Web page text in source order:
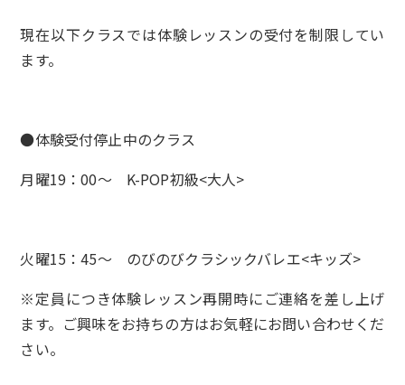
現在以下クラスでは体験レッスンの受付を制限してい
ます。
●体験受付停止中のクラス
月曜19：00〜 K-POP初級<大人>
火曜15：45～ のびのびクラシックバレエ<キッズ>
※定員につき体験レッスン再開時にご連絡を差し上げ
ます。ご興味をお持ちの方はお気軽にお問い合わせくだ
さい。